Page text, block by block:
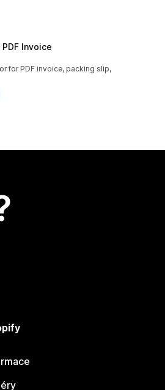
Invoice
233
for PDF invoice, packing slip,